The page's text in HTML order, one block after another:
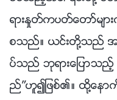
ရားႏႈတ္ကပတ္ေတာ္မ်ား
စသည္။ ယင္းတို႔သည္ အ
ပ္သည္ ဘုရားေျပာသည့္
ည္”ဟူ၍ျဖစ္၏။ ထို႔ေ